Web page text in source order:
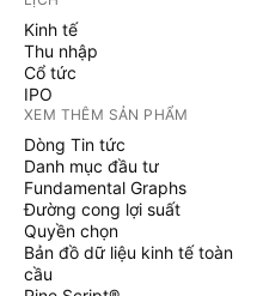
Kinh tế
Thu nhập
Cổ tức
IPO
XEM THÊM SẢN PHẨM
Dòng Tin tức
Danh mục đầu tư
Fundamental Graphs
Đường cong lợi suất
Quyền chọn
Bản đồ dữ liệu kinh tế toàn
cầu